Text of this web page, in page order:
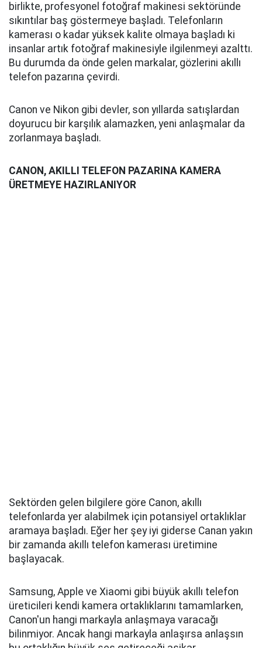
birlikte, profesyonel fotoğraf makinesi sektöründe
sıkıntılar baş göstermeye başladı. Telefonların
kamerası o kadar yüksek kalite olmaya başladı ki
insanlar artık fotoğraf makinesiyle ilgilenmeyi azalttı.
Bu durumda da önde gelen markalar, gözlerini akıllı
telefon pazarına çevirdi.
Canon ve Nikon gibi devler, son yıllarda satışlardan
doyurucu bir karşılık alamazken, yeni anlaşmalar da
zorlanmaya başladı.
CANON, AKILLI TELEFON PAZARINA KAMERA
ÜRETMEYE HAZIRLANIYOR
Sektörden gelen bilgilere göre Canon, akıllı
telefonlarda yer alabilmek için potansiyel ortaklıklar
aramaya başladı. Eğer her şey iyi giderse Canan yakın
bir zamanda akıllı telefon kamerası üretimine
başlayacak.
Samsung, Apple ve Xiaomi gibi büyük akıllı telefon
üreticileri kendi kamera ortaklıklarını tamamlarken,
Canon'un hangi markayla anlaşmaya varacağı
bilinmiyor. Ancak hangi markayla anlaşırsa anlaşsın